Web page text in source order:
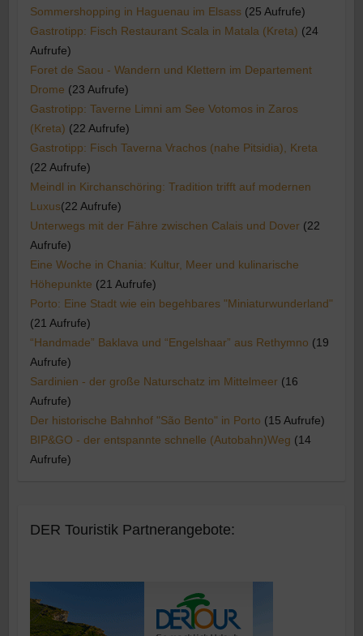
Sommershopping in Haguenau im Elsass (25 Aufrufe)
Gastrotipp: Fisch Restaurant Scala in Matala (Kreta) (24
Aufrufe)
Foret de Saou - Wandern und Klettern im Departement
Drome (23 Aufrufe)
Gastrotipp: Taverne Limni am See Votomos in Zaros
(Kreta) (22 Aufrufe)
Gastrotipp: Fisch Taverna Vrachos (nahe Pitsidia), Kreta
(22 Aufrufe)
Meindl in Kirchanschöring: Tradition trifft auf modernen
Luxus​(22 Aufrufe)
Unterwegs mit der Fähre zwischen Calais und Dover (22
Aufrufe)
Eine Woche in Chania: Kultur, Meer und kulinarische
Höhepunkte (21 Aufrufe)
Porto: Eine Stadt wie ein begehbares "Miniaturwunderland"
(21 Aufrufe)
“Handmade” Baklava und “Engelshaar” aus Rethymno (19
Aufrufe)
Sardinien - der große Naturschatz im Mittelmeer (16
Aufrufe)
Der historische Bahnhof "São Bento" in Porto (15 Aufrufe)
BIP&GO - der entspannte schnelle (Autobahn)Weg (14
Aufrufe)
DER Touristik Partnerangebote: